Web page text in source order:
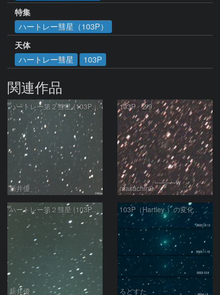
特集
ハートレー彗星（103P）
天体
ハートレー彗星
103P
関連作品
ハートレー第２彗星 (103P)：2024/02/15
新井優
103P 2/9
masachin2
ハートレー第２彗星 (103P)：2024/01/16
新井優
103P（Hartley ）の変化
ろどすた